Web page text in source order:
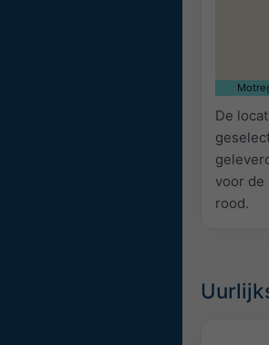
De
voor de
rood.